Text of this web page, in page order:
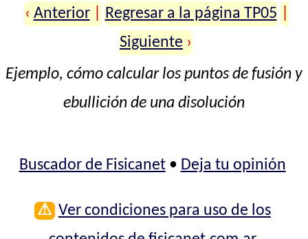
‹ Anterior Regresar a la página TP05
Siguiente ›
Ejemplo, cómo calcular los puntos de fusión y
ebullición de una disolución
Buscador de Fisicanet• Deja tu opinión
⚠ Ver condiciones para uso de los